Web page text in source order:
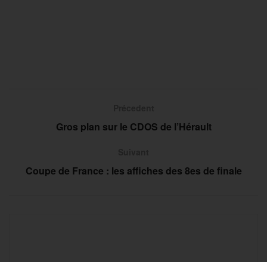
Gros plan sur le CDOS de l’Hérault
Coupe de France : les affiches des 8es de finale